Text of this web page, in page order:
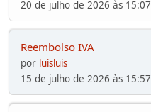
20 de julho de 2026 às 15:07
Reembolso IVA
por luisluis
15 de julho de 2026 às 15:57